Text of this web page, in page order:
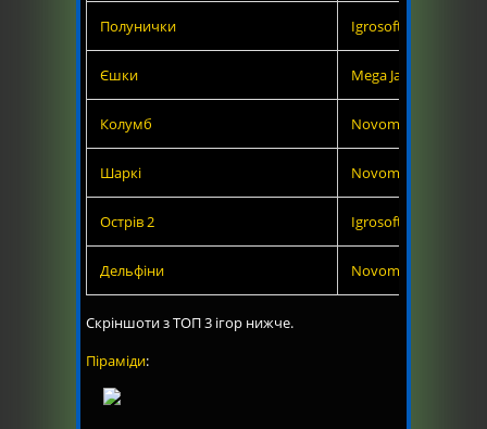
Полунички Igrosoft
Єшки Mega Jack
Колумб Novomatic
Шаркі Novomatic
Острів 2 Igrosoft
Дельфіни Novomatic
Скріншоти з ТОП 3 ігор нижче.
Піраміди: